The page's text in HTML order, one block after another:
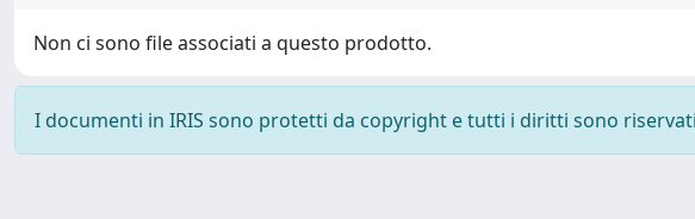
Non ci sono file associati a questo prodotto.
I documenti in IRIS sono protetti da copyright e tutti i diritti sono